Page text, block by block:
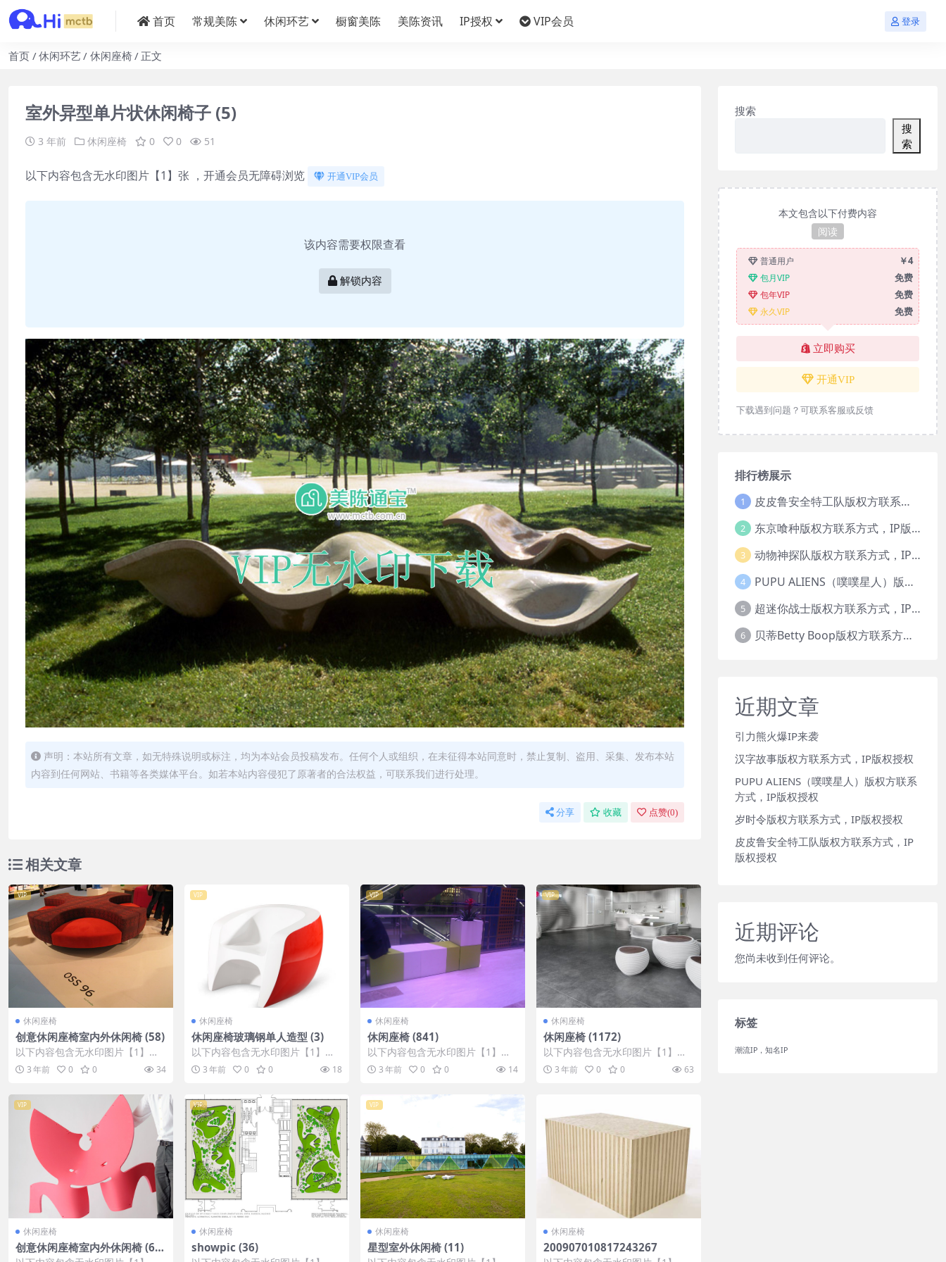
首页 常规美陈 休闲环艺 橱窗美陈 美陈资讯 IP授权 VIP会员 登录
首页 休闲环艺 休闲座椅 正文
室外异型单片状休闲椅子 (5)
3 年前 休闲座椅 0 0 51
以下内容包含无水印图片【1】张 ，开通会员无障碍浏览 开通VIP会员
该内容需要权限查看
解锁内容
声明：本站所有文章，如无特殊说明或标注，均为本站会员投稿发布。任何个人或组织，在未征得本站同意时，禁止复制、盗用、采集、发布本站
内容到任何网站、书籍等各类媒体平台。如若本站内容侵犯了原著者的合法权益，可联系我们进行处理。
分享 收藏 点赞(0)
相关文章
VIP
休闲座椅
创意休闲座椅室内外休闲椅 (58)
以下内容包含无水印图片【1】张
，开通会员无障碍浏览 开通VIP会
员 3 年前 0 0 34
VIP
休闲座椅
休闲座椅玻璃钢单人造型 (3)
以下内容包含无水印图片【1】张
，开通会员无障碍浏览 开通VIP会
员 3 年前 0 0 18
VIP
休闲座椅
休闲座椅 (841)
以下内容包含无水印图片【1】张
，开通会员无障碍浏览 开通VIP会
员 3 年前 0 0 14
VIP
休闲座椅
休闲座椅 (1172)
以下内容包含无水印图片【1】张
，开通会员无障碍浏览 开通VIP会
员 3 年前 0 0 63
VIP
休闲座椅
创意休闲座椅室内外休闲椅 (63
VIP
休闲座椅
showpic (36)
VIP
休闲座椅
星型室外休闲椅 (11)
休闲座椅
200907010817243267
搜索
搜
索
本文包含以下付费内容
阅读
普通用户 ￥4
包月VIP 免费
包年VIP 免费
永久VIP 免费
立即购买
开通VIP
下载遇到问题？可联系客服或反馈
排行榜展示
1 皮皮鲁安全特工队版权方联系方式，IP版权授权
2 东京喰种版权方联系方式，IP版权授权
3 动物神探队版权方联系方式，IP版权授权
4 PUPU ALIENS（噗噗星人）版权方联系方式，IP版权授权
5 超迷你战士版权方联系方式，IP版权授权
6 贝蒂Betty Boop版权方联系方式，IP版权授权
近期文章
引力熊火爆IP来袭
汉字故事版权方联系方式，IP版权授权
PUPU ALIENS（噗噗星人）版权方联系
方式，IP版权授权
岁时令版权方联系方式，IP版权授权
皮皮鲁安全特工队版权方联系方式，IP
版权授权
近期评论
您尚未收到任何评论。
标签
潮流IP，知名IP